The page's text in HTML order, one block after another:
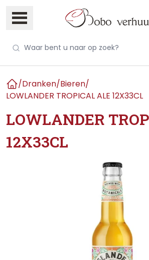
Home
/Dranken/Bieren/
LOWLANDER TROPICAL ALE 12X33CL
LOWLANDER
12X33CL